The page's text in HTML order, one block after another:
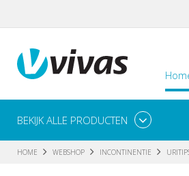
BEKIJK ALLE PRODUCTEN
HOME WEBSHOP INCONTINENTIE